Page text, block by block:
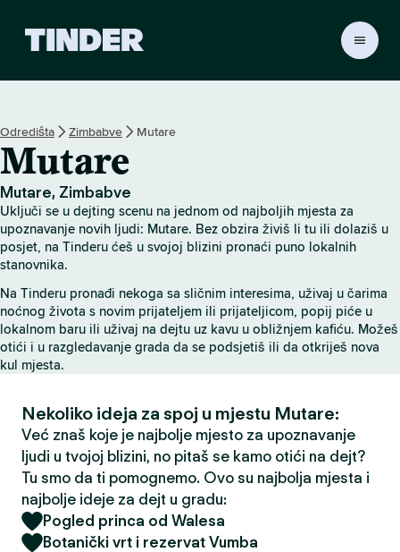
r
l
o
v
c
a
Odredišta Zimbabve Mutare
Mutare
Mutare, Zimbabve
Uključi se u dejting scenu na jednom od najboljih mjesta za
upoznavanje novih ljudi: Mutare. Bez obzira živiš li tu ili dolaziš u
posjet, na Tinderu ćeš u svojoj blizini pronaći puno lokalnih
stanovnika.
Na Tinderu pronađi nekoga sa sličnim interesima, uživaj u čarima
noćnog života s novim prijateljem ili prijateljicom, popij piće u
lokalnom baru ili uživaj na dejtu uz kavu u obližnjem kafiću. Možeš
otići i u razgledavanje grada da se podsjetiš ili da otkriješ nova
kul mjesta.
Nekoliko ideja za spoj u mjestu Mutare:
Već znaš koje je najbolje mjesto za upoznavanje
ljudi u tvojoj blizini, no pitaš se kamo otići na dejt?
Tu smo da ti pomognemo. Ovo su najbolja mjesta i
najbolje ideje za dejt u gradu:
Pogled princa od Walesa
Botanički vrt i rezervat Vumba